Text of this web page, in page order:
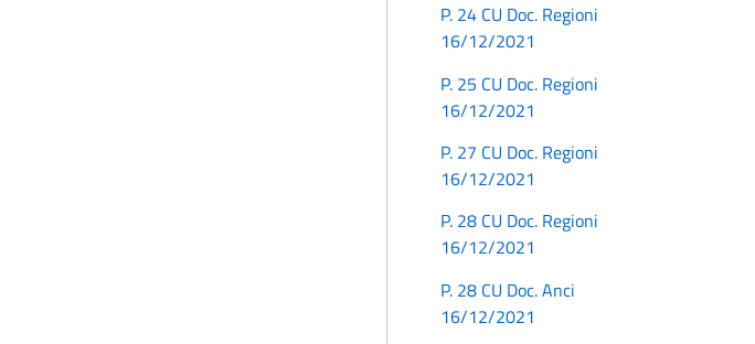
P. 24 CU Doc. Regioni
16/12/2021
P. 25 CU Doc. Regioni
16/12/2021
P. 27 CU Doc. Regioni
16/12/2021
P. 28 CU Doc. Regioni
16/12/2021
P. 28 CU Doc. Anci
16/12/2021